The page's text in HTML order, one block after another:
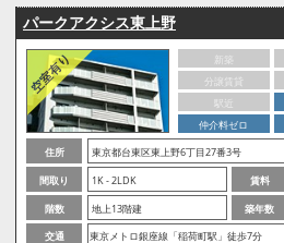
パークアクシス東上野
新築
分譲賃貸
駅近
仲介料ゼロ
住所
東京都台東区東上野6丁目27番3号
間取り
1K - 2LDK 賃料
階数
地上13階建 築年数
交通
東京メトロ銀座線「稲荷町駅」徒歩7分